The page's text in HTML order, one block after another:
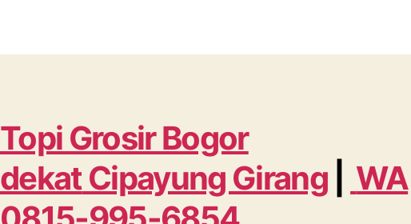
Topi Grosir Bogor
dekatCipayung Girang
WA